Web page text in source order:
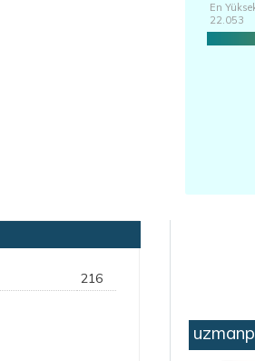
En
22.053
216